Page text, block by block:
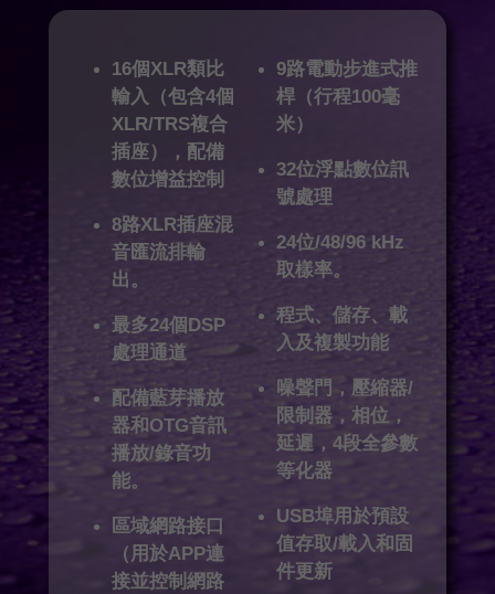
16個XLR類比
輸入（包含4個
XLR/TRS複合
插座），配備
數位增益控制
8路XLR插座混
音匯流排輸
出。
最多24個DSP
處理通道
配備藍芽播放
器和OTG音訊
播放/錄音功
能。
區域網路接口
（用於APP連
接並控制網路
9路電動步進式推
桿（行程100毫
米）
32位浮點數位訊
號處理
24位/48/96 kHz
取樣率。
程式、儲存、載
入及複製功能
噪聲門，壓縮器/
限制器，相位，
延遲，4段全參數
等化器
USB埠用於預設
值存取/載入和固
件更新